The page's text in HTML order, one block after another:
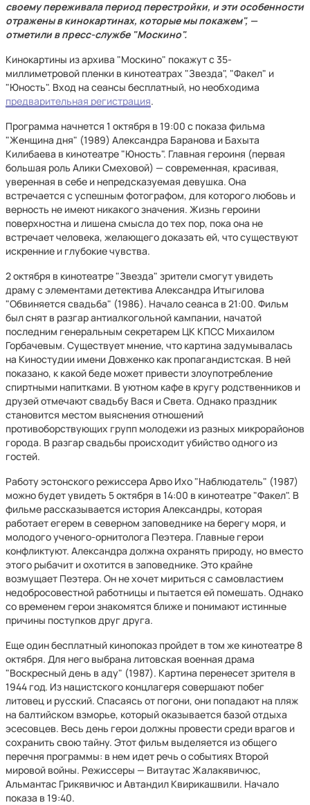
своему переживала период перестройки, и эти особенности
отражены в кинокартинах, которые мы покажем", —
отметили в пресс-службе "Москино".
Кинокартины из архива "Москино" покажут с 35-
миллиметровой пленки в кинотеатрах "Звезда", "Факел" и
"Юность". Вход на сеансы бесплатный, но необходима
предварительная регистрация.
Программа начнется 1 октября в 19:00 с показа фильма
"Женщина дня" (1989) Александра Баранова и Бахыта
Килибаева в кинотеатре "Юность". Главная героиня (первая
большая роль Алики Смеховой) — современная, красивая,
уверенная в себе и непредсказуемая девушка. Она
встречается с успешным фотографом, для которого любовь и
верность не имеют никакого значения. Жизнь героини
поверхностна и лишена смысла до тех пор, пока она не
встречает человека, желающего доказать ей, что существуют
искренние и глубокие чувства.
2 октября в кинотеатре "Звезда" зрители смогут увидеть
драму с элементами детектива Александра Итыгилова
"Обвиняется свадьба" (1986). Начало сеанса в 21:00. Фильм
был снят в разгар антиалкогольной кампании, начатой
последним генеральным секретарем ЦК КПСС Михаилом
Горбачевым. Существует мнение, что картина задумывалась
на Киностудии имени Довженко как пропагандистская. В ней
показано, к какой беде может привести злоупотребление
спиртными напитками. В уютном кафе в кругу родственников и
друзей отмечают свадьбу Вася и Света. Однако праздник
становится местом выяснения отношений
противоборствующих групп молодежи из разных микрорайонов
города. В разгар свадьбы происходит убийство одного из
гостей.
Работу эстонского режиссера Арво Ихо "Наблюдатель" (1987)
можно будет увидеть 5 октября в 14:00 в кинотеатре "Факел". В
фильме рассказывается история Александры, которая
работает егерем в северном заповеднике на берегу моря, и
молодого ученого-орнитолога Пеэтера. Главные герои
конфликтуют. Александра должна охранять природу, но вместо
этого рыбачит и охотится в заповеднике. Это крайне
возмущает Пеэтера. Он не хочет мириться с самовластием
недобросовестной работницы и пытается ей помешать. Однако
со временем герои знакомятся ближе и понимают истинные
причины поступков друг друга.
Еще один бесплатный кинопоказ пройдет в том же кинотеатре 8
октября. Для него выбрана литовская военная драма
"Воскресный день в аду" (1987). Картина перенесет зрителя в
1944 год. Из нацистского концлагеря совершают побег
литовец и русский. Спасаясь от погони, они попадают на пляж
на балтийском взморье, который оказывается базой отдыха
эсесовцев. Весь день герои должны провести среди врагов и
сохранить свою тайну. Этот фильм выделяется из общего
перечня программы: в нем идет речь о событиях Второй
мировой войны. Режиссеры — Витаутас Жалакявичюс,
Альмантас Грикявичюс и Автандил Квирикашвили. Начало
показа в 19:40.